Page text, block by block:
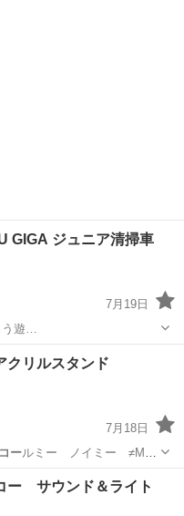
ジュニア清掃車
7月19日
もがもう遊…
ゃ トイコー
リルスタンド
7月18日
ールミー ノイミー ≠ME
ジョイ
ー サウンド＆ライト